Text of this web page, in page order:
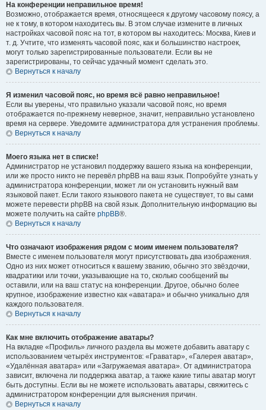
На конференции неправильное время!
Возможно, отображается время, относящееся к другому часовому поясу, а
не к тому, в котором находитесь вы. В этом случае измените в личных
настройках часовой пояс на тот, в котором вы находитесь: Москва, Киев и
т. д. Учтите, что изменять часовой пояс, как и большинство настроек,
могут только зарегистрированные пользователи. Если вы не
зарегистрированы, то сейчас удачный момент сделать это.
Вернуться к началу
Я изменил часовой пояс, но время всё равно неправильное!
Если вы уверены, что правильно указали часовой пояс, но время
отображается по-прежнему неверное, значит, неправильно установлено
время на сервере. Уведомите администратора для устранения проблемы.
Вернуться к началу
Моего языка нет в списке!
Администратор не установил поддержку вашего языка на конференции,
или же просто никто не перевёл phpBB на ваш язык. Попробуйте узнать у
администратора конференции, может ли он установить нужный вам
языковой пакет. Если такого языкового пакета не существует, то вы сами
можете перевести phpBB на свой язык. Дополнительную информацию вы
можете получить на сайте phpBB®.
Вернуться к началу
Что означают изображения рядом с моим именем пользователя?
Вместе с именем пользователя могут присутствовать два изображения.
Одно из них может относиться к вашему званию, обычно это звёздочки,
квадратики или точки, указывающие на то, сколько сообщений вы
оставили, или на ваш статус на конференции. Другое, обычно более
крупное, изображение известно как «аватара» и обычно уникально для
каждого пользователя.
Вернуться к началу
Как мне включить отображение аватары?
На вкладке «Профиль» личного раздела вы можете добавить аватару с
использованием четырёх инструментов: «Граватар», «Галерея аватар»,
«Удалённая аватара» или «Загружаемая аватара». От администратора
зависит, включена ли поддержка аватар, а также какие типы аватар могут
быть доступны. Если вы не можете использовать аватары, свяжитесь с
администратором конференции для выяснения причин.
Вернуться к началу